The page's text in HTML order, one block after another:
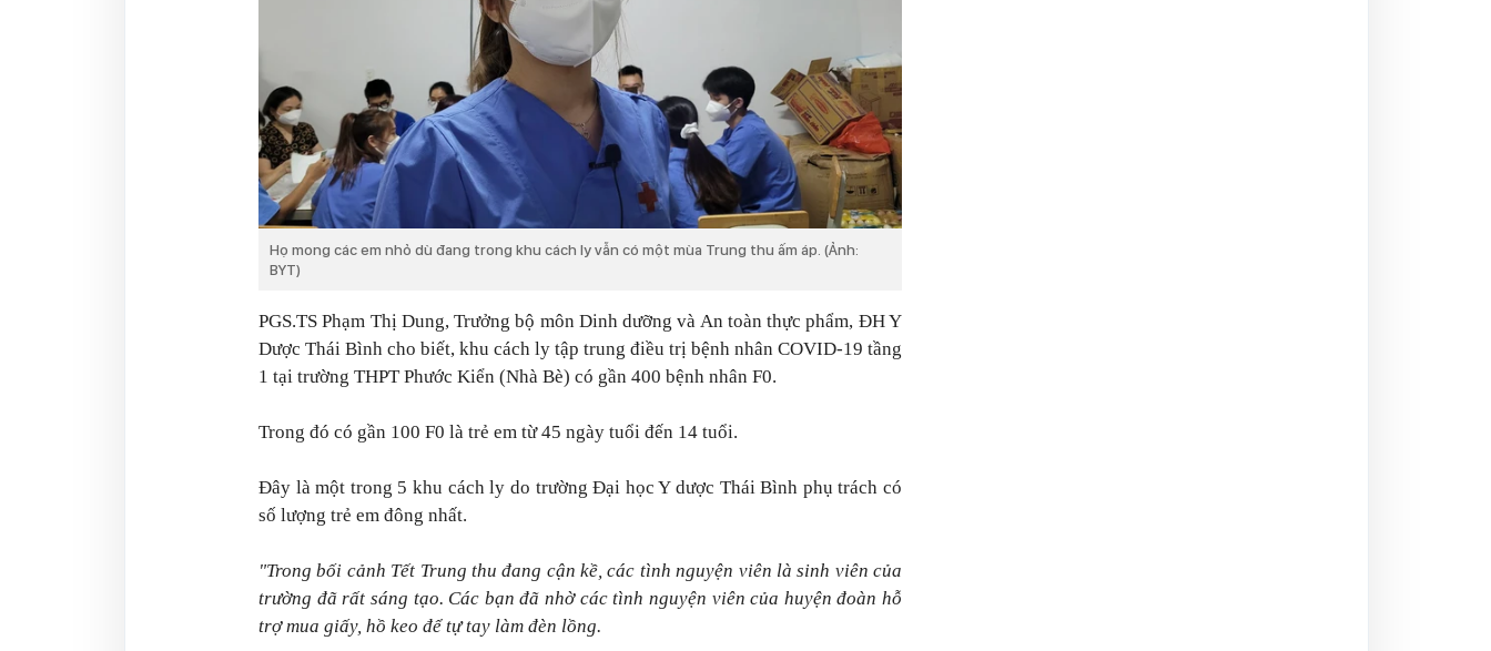
Họ mong các em nhỏ dù đang trong khu cách ly vẫn có một mùa Trung thu ấm áp. (Ảnh:
BYT)
PGS.TS Phạm Thị Dung, Trưởng bộ môn Dinh dưỡng và An toàn thực phẩm, ĐH Y
Dược Thái Bình cho biết, khu cách ly tập trung điều trị bệnh nhân COVID-19 tầng
1 tại trường THPT Phước Kiển (Nhà Bè) có gần 400 bệnh nhân F0.
Trong đó có gần 100 F0 là trẻ em từ 45 ngày tuổi đến 14 tuổi.
Đây là một trong 5 khu cách ly do trường Đại học Y dược Thái Bình phụ trách có
số lượng trẻ em đông nhất.
"Trong bối cảnh Tết Trung thu đang cận kề, các tình nguyện viên là sinh viên của
trường đã rất sáng tạo. Các bạn đã nhờ các tình nguyện viên của huyện đoàn hỗ
trợ mua giấy, hồ keo để tự tay làm đèn lồng.